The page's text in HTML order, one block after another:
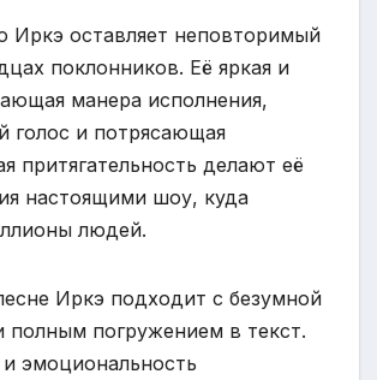
Иркэ оставляет неповторимый
поклонников. Её яркая и
манера исполнения,
голос и потрясающая
притягательность делают её
настоящими шоу, куда
людей.
Иркэ подходит с безумной
полным погружением в текст.
и эмоциональность